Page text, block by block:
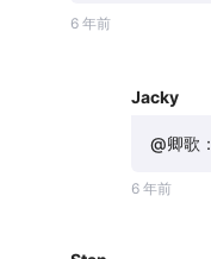
6 年前
Jacky
@卿歌：
6 年前